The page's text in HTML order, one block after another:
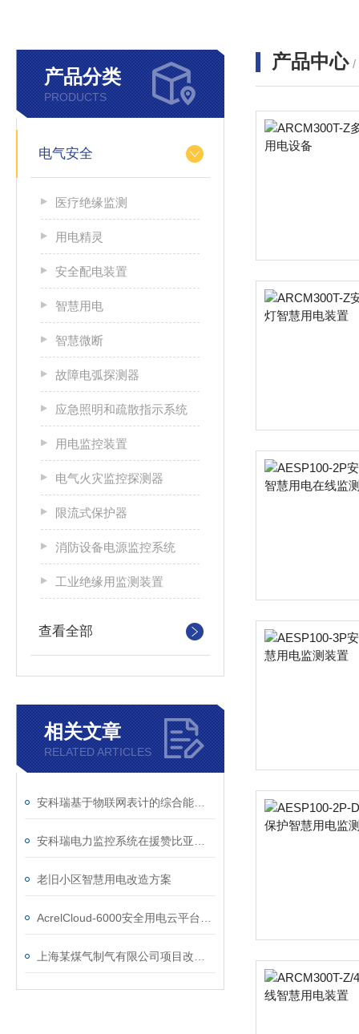
产品分类
PRODUCTS
电气安全
医疗绝缘监测
用电精灵
安全配电装置
智慧用电
智慧微断
故障电弧探测器
应急照明和疏散指示系统
用电监控装置
电气火灾监控探测器
限流式保护器
消防设备电源监控系统
工业绝缘用监测装置
查看全部
相关文章
RELATED ARTICLES
老旧小区智慧用电改造方案
产品中心 /